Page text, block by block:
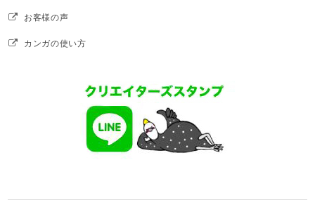
お客様の声
カンガの使い方